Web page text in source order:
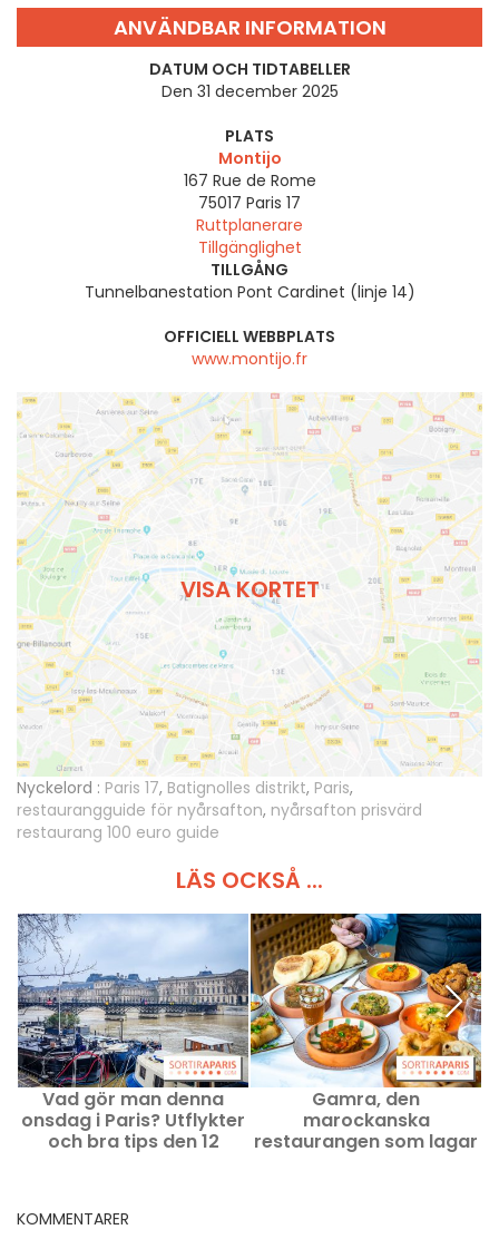
ANVÄNDBAR INFORMATION
DATUM OCH TIDTABELLER
Den 31 december 2025
PLATS
Montijo
167 Rue de Rome
75017 Paris 17
Ruttplanerare
Tillgänglighet
TILLGÅNG
Tunnelbanestation Pont Cardinet (linje 14)
OFFICIELL WEBBPLATS
www.montijo.fr
VISA KORTET
Nyckelord : Paris 17, Batignolles distrikt, Paris,
restaurangguide för nyårsafton, nyårsafton prisvärd
restaurang 100 euro guide
LÄS OCKSÅ ...
Vad gör man denna
onsdag i Paris? Utflykter
och bra tips den 12
Gamra, den
marockanska
restaurangen som lagar
KOMMENTARER